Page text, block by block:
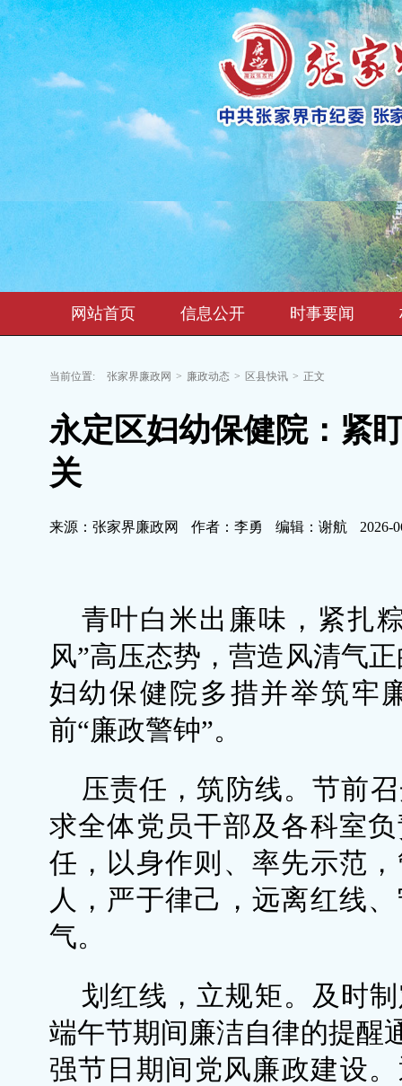
网站首页 信息公开 时事要闻
当前位置: 张家界廉政网 > 廉政动态 > 区县快讯 > 正文
永定区妇幼保健院：紧
关
来源：张家界廉政网 作者：李勇 编辑：谢航 2026-
青叶白米出廉味，紧扎
风”高压态势，营造风清气
妇幼保健院多措并举筑牢
前“廉政警钟”。
压责任，筑防线。节前
求全体党员干部及各科室
任，以身作则、率先示范
人，严于律己，远离红线
气。
划红线，立规矩。及时
端午节期间廉洁自律的提醒
强节日期间党风廉政建设